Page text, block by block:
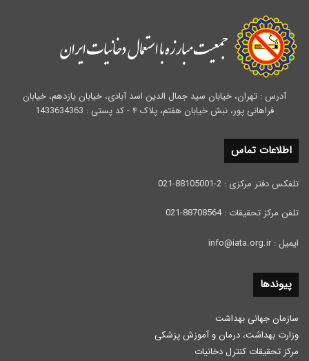
آدرس : تهران، خیابان سید جمال الدین اسد آبادی، خیابان یازدهم، خیابان
فراهانی پور، نبش خیابان هفتم، پلاک ۴ - کد پستی : 1433634363
اطلاعات تماس
تلفکس دفتر مرکزی : 2-88105001-021
تلفن مرکز تحقیقات : 88708564-021
ایمیل : info@iata.org.ir
پیوندها
سازمان جهانی بهداشت
وزارت بهداشت، درمان و آموزش پزشكی
مرکز تحقیقات کنترل دخانیات